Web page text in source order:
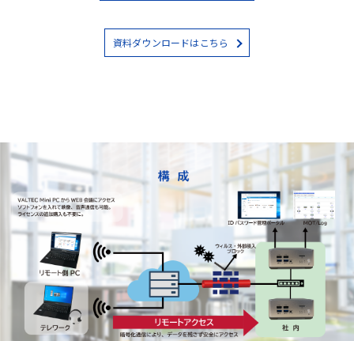
資料ダウンロードはこちら